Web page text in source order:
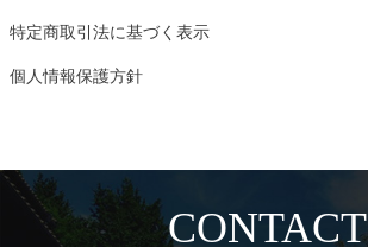
特定商取引法に基づく表示
個人情報保護方針
CONTACT